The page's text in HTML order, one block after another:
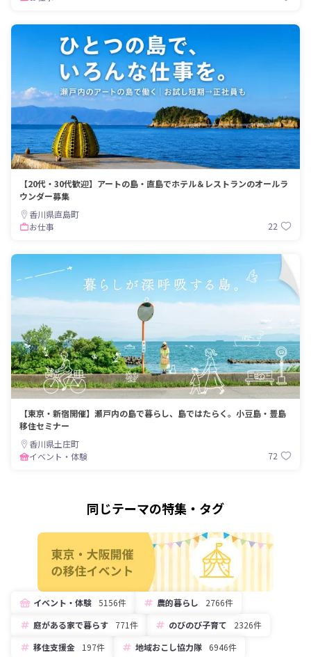
【20代・30代歓迎】アートの島・直島でホテル＆レストランのオールラ
ウンダー募集
香川県直島町
お仕事
22
【東京・新宿開催】瀬戸内の島で暮らし、島ではたらく。小豆島・豊島
移住セミナー
香川県土庄町
イベント・体験
72
同じテーマの特集・タグ
イベント・体験 5156件 農的暮らし
2766件
庭がある家で暮らす
771件 のびのび子育て
2326件
移住支援金
197件 地域おこし協力隊 6946件